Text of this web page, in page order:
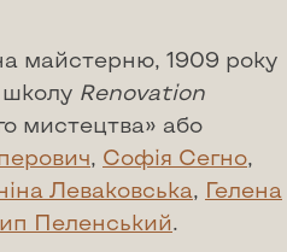
майстерню, 1909 року
школу Renovation
мистецтва» або
, Софія Сегно,
Леваковська, Гелена
Пеленський.